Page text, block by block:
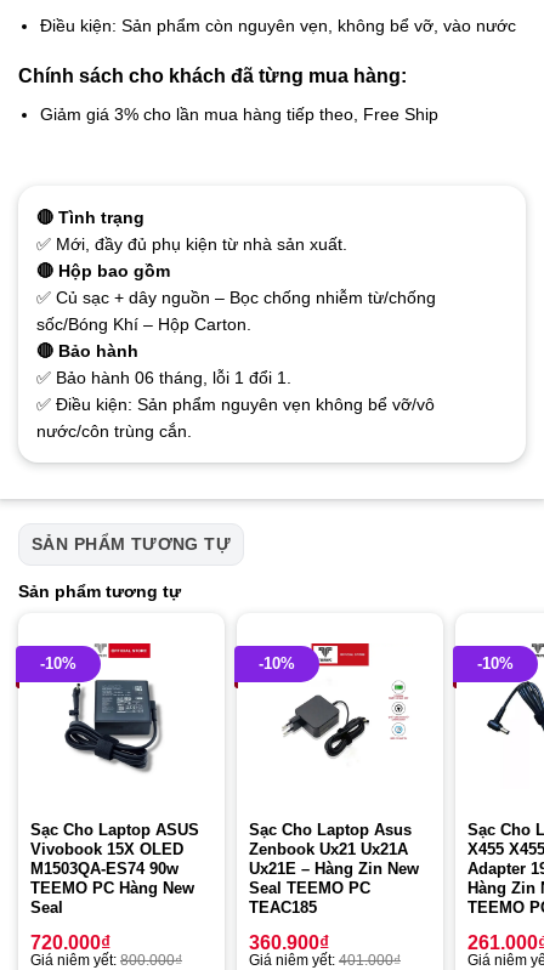
Điều kiện: Sản phẩm còn nguyên vẹn, không bể vỡ, vào nước
Chính sách cho khách đã từng mua hàng:
Giảm giá 3% cho lần mua hàng tiếp theo, Free Ship
🔴 Tình trạng
✅ Mới, đầy đủ phụ kiện từ nhà sản xuất.
🔴 Hộp bao gồm
✅ Củ sạc + dây nguồn – Bọc chống nhiễm từ/chống
sốc/Bóng Khí – Hộp Carton.
🔴 Bảo hành
✅ Bảo hành 06 tháng, lỗi 1 đổi 1.
✅ Điều kiện: Sản phẩm nguyên vẹn không bể vỡ/vô
nước/côn trùng cắn.
SẢN PHẨM TƯƠNG TỰ
Sản phẩm tương tự
-10%
Sạc Cho Laptop ASUS
Vivobook 15X OLED
M1503QA-ES74 90w
TEEMO PC Hàng New
Seal
720.000₫
Giá niêm yết: 800.000₫
-10%
Sạc Cho Laptop Asus
Zenbook Ux21 Ux21A
Ux21E – Hàng Zin New
Seal TEEMO PC
TEAC185
360.900₫
Giá niêm yết: 401.000₫
-10%
Sạc Cho
X455
Adapter
Hàng Zin
TEEMO
261.000
Giá niêm